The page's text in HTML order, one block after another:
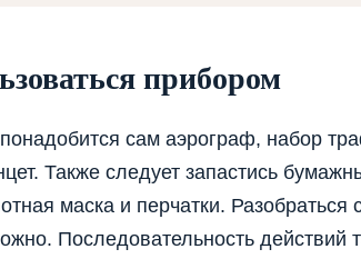
прибором
сам аэрограф, набор
Также следует запастись
маска и перчатки. Разобраться
Последовательность действий